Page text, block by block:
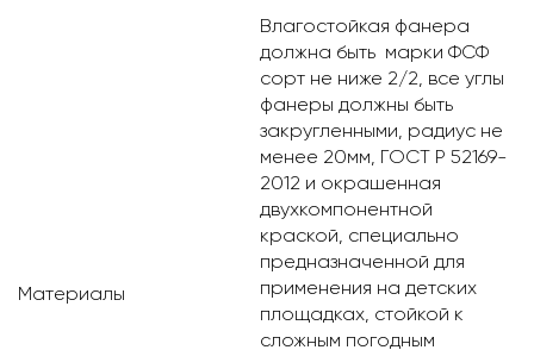
Материалы
Влагостойкая фанера
должна быть марки ФСФ
сорт не ниже 2/2, все углы
фанеры должны быть
закругленными, радиус не
менее 20мм, ГОСТ Р 52169-
2012 и окрашенная
двухкомпонентной
краской, специально
предназначенной для
применения на детских
площадках, стойкой к
сложным погодным